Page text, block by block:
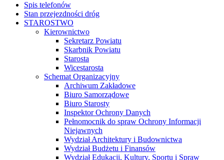
Spis telefonów
Stan przejezdności dróg
STAROSTWO
Kierownictwo
Sekretarz Powiatu
Skarbnik Powiatu
Starosta
Wicestarosta
Schemat Organizacyjny
Archiwum Zakładowe
Biuro Samorządowe
Biuro Starosty
Inspektor Ochrony Danych
Pełnomocnik do spraw Ochrony Informacji
Niejawnych
Wydział Architektury i Budownictwa
Wydział Budżetu i Finansów
Wydział Edukacji, Kultury, Sportu i Spraw